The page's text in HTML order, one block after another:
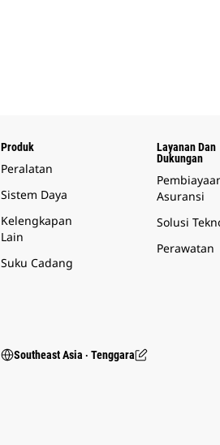
Produk
Peralatan
Sistem Daya
Kelengkapan
Lain
Suku Cadang
Layanan Dan
Dukungan
Asuransi
Solusi
Perawatan
Southeast Asia ‧ Tenggara